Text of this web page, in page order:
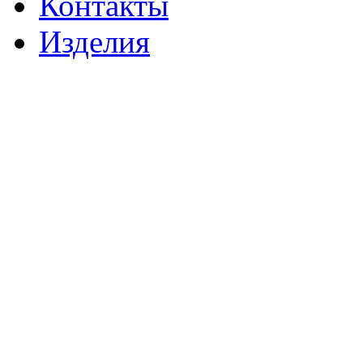
Изделия